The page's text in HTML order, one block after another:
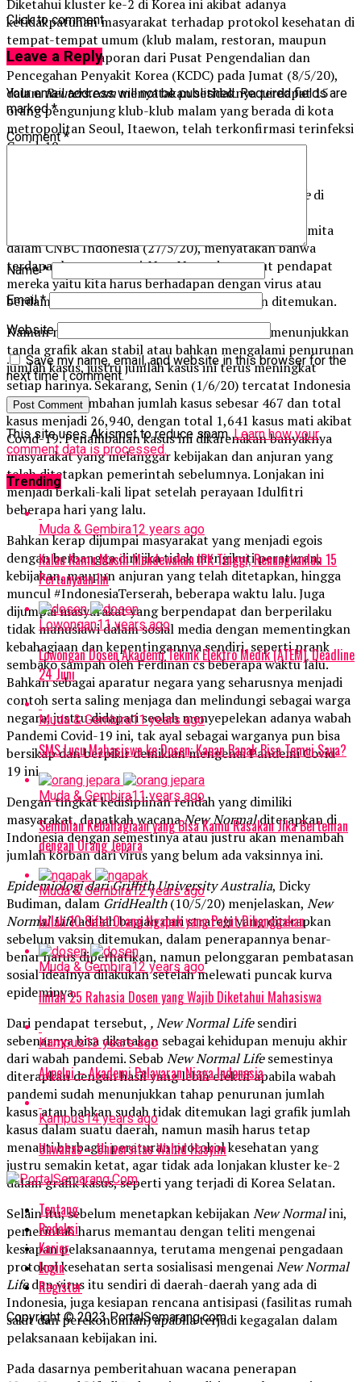
Diketahui kluster ke-2 di Korea ini akibat adanya
ketidakpatuhan masyarakat terhadap protokol kesehatan di
tempat-tempat umum (klub malam, restoran, maupun
tempat kerja). Laporan dari Pusat Pengendalian dan
Pencegahan Penyakit Korea (KCDC) pada Jumat (8/5/20),
dalamReuters.commenyatakan setidaknya terdapat 15
orang pengunjung klub-klub malam yang berada di kota
metropolitan Seoul, Itaewon, telah terkonfirmasi terinfeksi
Covid-19.
Lifedi
Percepatan dan Penanganan Covid-19, Wiku Adisasmita
dalam CNBC Indonesia (27/5/20), menyatakan bahwa
terdapat kesamaan artiNewNormalmenurut pendapat
mereka yaitu kita harus berhadapan dengan virus atau
berdamai dengan virus corona, hingga vaksin ditemukan.
Namun melihat grafik kasus Covid-19, belum menunjukkan
tanda grafik akan stabil atau bahkan mengalami penurunan
jumlah kasus, justru jumlah kasus ini terus meningkat
setiap harinya. Sekarang, Senin (1/6/20) tercatat Indonesia
memiliki penambahan jumlah kasus sebesar 467 dan total
kasus menjadi 26,940, dengan total 1,641 kasus mati akibat
Covid-19. Penambahan kasus ini dikarenakan banyaknya
masyarakat yang melanggar kebijakan dan anjuran yang
telah ditetapkan pemerintah sebelumnya. Lonjakan ini
menjadi berkali-kali lipat setelah perayaan Idulfitri
beberapa hari yang lalu.
Bahkan kerap dijumpai masyarakat yang menjadi egois
dengan berbangga diri jika tidak mengikuti peraturan,
kebijakan, maupun anjuran yang telah ditetapkan, hingga
muncul #IndonesiaTerserah, beberapa waktu lalu. Juga
dijumpai masyarakat yang berpendapat dan berperilaku
tidak manusiawi dalam sosial media dengan mementingkan
kebahagiaan dan kepentingannya sendiri, seperti prank
sembako sampah oleh Ferdinan cs beberapa waktu lalu.
Bahkan sebagai aparatur negara yang seharusnya menjadi
contoh serta saling menjaga dan melindungi sebagai warga
negara, justru didapati seolah menyepelekan adanya wabah
Pandemi Covid-19 ini, tak ayal sebagai warganya pun bisa
bersikap dan berpikir demikian mengenai Pandemi Covid-
19 ini.
Dengan tingkat kedisiplinan rendah yang dimiliki
masyarakat, dapatkah wacanaNewNormalditerapkan di
Indonesia dengan semestinya atau justru akan menambah
jumlah korban dari virus yang belum ada vaksinnya ini.
Epidemiologi dari Griffith University Australia, Dicky
Budiman, dalam GridHealth(10/5/20) menjelaskan, New
NormalLifeadalah bagian dari strategi yang diterapkan
sebelum vaksin ditemukan, dalam penerapannya benar-
benar harus diperhatikan, namun pelonggaran pembatasan
sosial idealnya dilakukan setelah melewati puncak kurva
epideminya.
Dari pendapat tersebut, , NewNormalLifesendiri
sebenarnya bisa dikatakan sebagai kehidupan menuju akhir
dari wabah pandemi. Sebab NewNormalLifesemestinya
diterapkan dengan hasil yang lebih efektif apabila wabah
pandemi sudah menunjukkan tahap penurunan jumlah
kasus atau bahkan sudah tidak ditemukan lagi grafik jumlah
kasus dalam suatu daerah, namun masih harus tetap
menaati berbagai peraturan protokol kesehatan yang
justru semakin ketat, agar tidak ada lonjakan kluster ke-2
dalam grafik kasus, seperti yang terjadi di Korea Selatan.
Selain itu, sebelum menetapkan kebijakanNewNormalini,
pemerintah harus memantau dengan teliti mengenai
kesiapan pelaksanaannya, terutama mengenai pengadaan
protokol kesehatan serta sosialisasi mengenaiNewNormal
Lifedan virus itu sendiri di daerah-daerah yang ada di
Indonesia, juga kesiapan rencana antisipasi (fasilitas rumah
sakit dan perekonomian) apabila terjadi kegagalan dalam
pelaksanaan kebijakan ini.
Pada dasarnya pemberitahuan wacana penerapan
Click to comment
Leave a Reply
Your email address will not be published. Required fields are
marked*
Comment*
Name*
Email*
Website
Save my name, email, and website in this browser for the
next time I comment.
This site uses Akismet to reduce spam.Learn how your
comment data is processed.
Trending
Muda & Gembira12 years ago
Kalau Kamu Masih Mendewakan IPK Tinggi, Renungkanlah 15
Pertanyaan Ini
Lowongan11 years ago
Lowongan Dosen Akademi Teknik Elektro Medik (ATEM), Deadline
24 Juni
Muda & Gembira11 years ago
SMS Lucu Mahasiswa ke Dosen: Kapan Bapak Bisa Temui Saya?
Muda & Gembira11 years ago
Sembilan Kebahagiaan yang Bisa Kamu Rasakan Jika Berteman
dengan Orang Jepara
Muda & Gembira12 years ago
Inilah 10 Sifat Orang Ngapak yang Patut Dibanggakan
Muda & Gembira12 years ago
Inilah 25 Rahasia Dosen yang Wajib Diketahui Mahasiswa
Kampus13 years ago
Akpelni – Akademi Pelayaran Niaga Indonesia
Kampus14 years ago
Unwahas – Universitas Wahid Hasyim
Tentang
Redaksi
Karier
Login
Register
Copyright © 2023 PortalSemarang.com